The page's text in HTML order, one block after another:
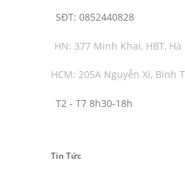
SĐT: 0852440828
HN: 377 Minh Khai, HBT, Hà
HCM: 205A Nguyễn Xí, Bình
T2 - T7 8h30-18h
Tin Tức